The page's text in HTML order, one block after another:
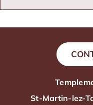
St-Martin-lez-